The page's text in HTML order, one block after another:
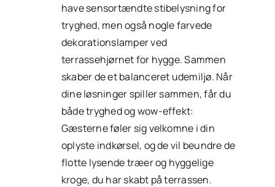
have sensortændte stibelysning for
tryghed, men også nogle farvede
dekorationslamper ved
terrassehjørnet for hygge. Sammen
skaber de et balanceret udemiljø. Når
dine løsninger spiller sammen, får du
både tryghed og wow-effekt:
Gæsterne føler sig velkomne i din
oplyste indkørsel, og de vil beundre de
flotte lysende træer og hyggelige
kroge, du har skabt på terrassen.